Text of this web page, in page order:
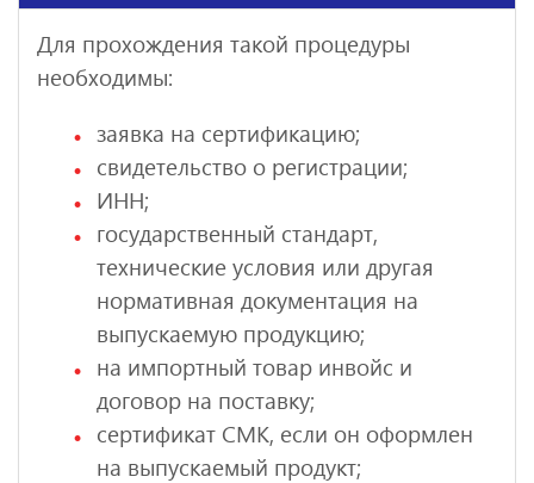
Для прохождения такой процедуры
необходимы:
заявка на сертификацию;
свидетельство о регистрации;
ИНН;
государственный стандарт,
технические условия или другая
нормативная документация на
выпускаемую продукцию;
на импортный товар инвойс и
договор на поставку;
сертификат СМК, если он оформлен
на выпускаемый продукт;